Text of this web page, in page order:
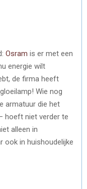
Osram is er met een
energie wilt
de firma heeft
Wie nog
armatuur die het
hoeft niet verder te
alleen in
ook in huishoudelijke